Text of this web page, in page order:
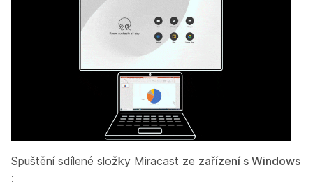
Spuštění sdílené složky Miracast ze zařízení s Windows
: